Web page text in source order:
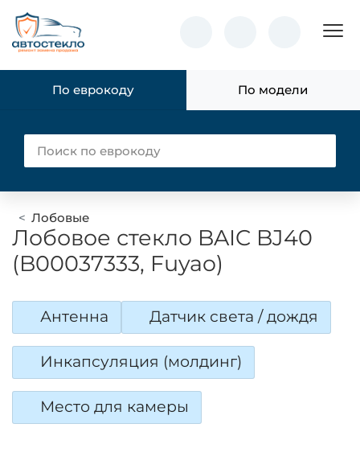
По еврокоду По модели
Лобовые
Лобовое стекло BAIC BJ40
(B00037333, Fuyao)
Антенна Датчик света / дождя
Инкапсуляция (молдинг)
Место для камеры